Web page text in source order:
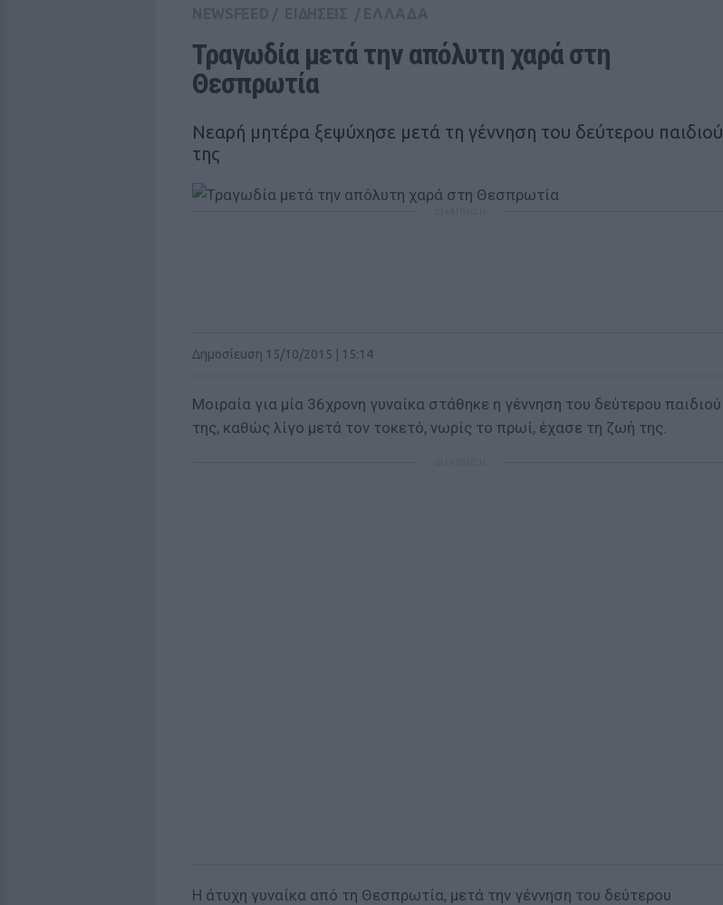
Τραγωδία μετά την απόλυτη χαρά στη
Θεσπρωτία
Νεαρή μητέρα ξεψύχησε μετά τη γέννηση του δεύτερου παιδιού
της
Δημοσίευση 15/10/2015 | 15:14
Μοιραία για μία 36χρονη γυναίκα στάθηκε η γέννηση του δεύτερου παιδιού
της, καθώς λίγο μετά τον τοκετό, νωρίς το πρωί, έχασε τη ζωή της.
Η άτυχη γυναίκα από τη Θεσπρωτία, μετά την γέννηση του δεύτερου